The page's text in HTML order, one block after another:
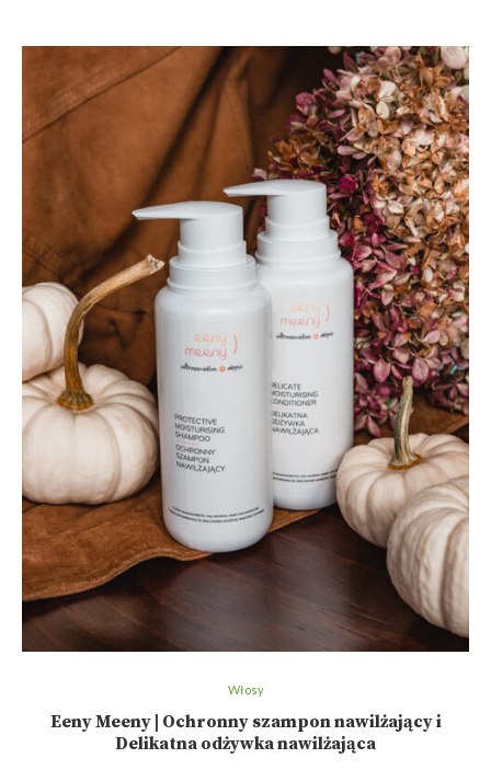
Włosy
Eeny Meeny | Ochronny szampon nawilżający i
Delikatna odżywka nawilżająca